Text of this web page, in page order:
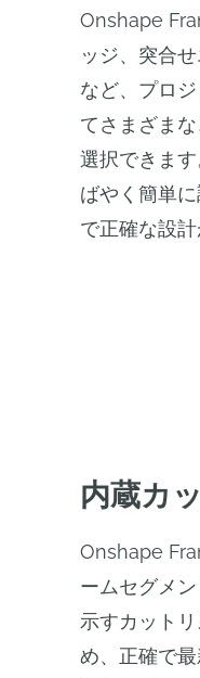
Onshape
ッジ、突合
など、プロ
てさまざま
選択できま
ばやく簡単
で正確な設計
内蔵カ
Onshape
ームセグメ
示すカット
め、正確で